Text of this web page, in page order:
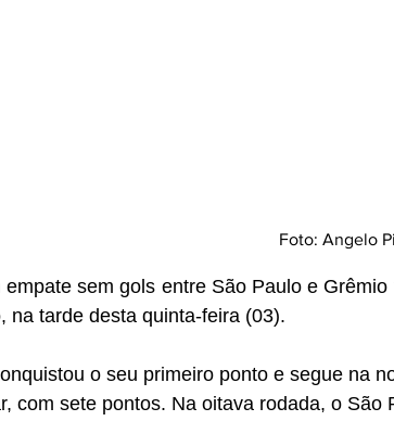
Foto: Angelo
sem gols entre São Paulo e
na tarde desta quinta-feira (03).
o seu primeiro ponto e segue na
com sete pontos. Na oitava rodada, o São